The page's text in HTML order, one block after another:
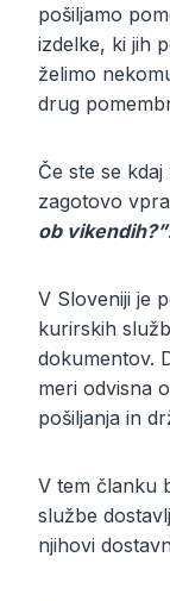
pošiljamo
izdelke, ki jih
želimo
drug
Če ste se
zagotovo
ob vikendih?”.
V Sloveniji je
kurirskih
dokumentov.
meri odvisna
pošiljanja in
V tem članku
službe
njihovi